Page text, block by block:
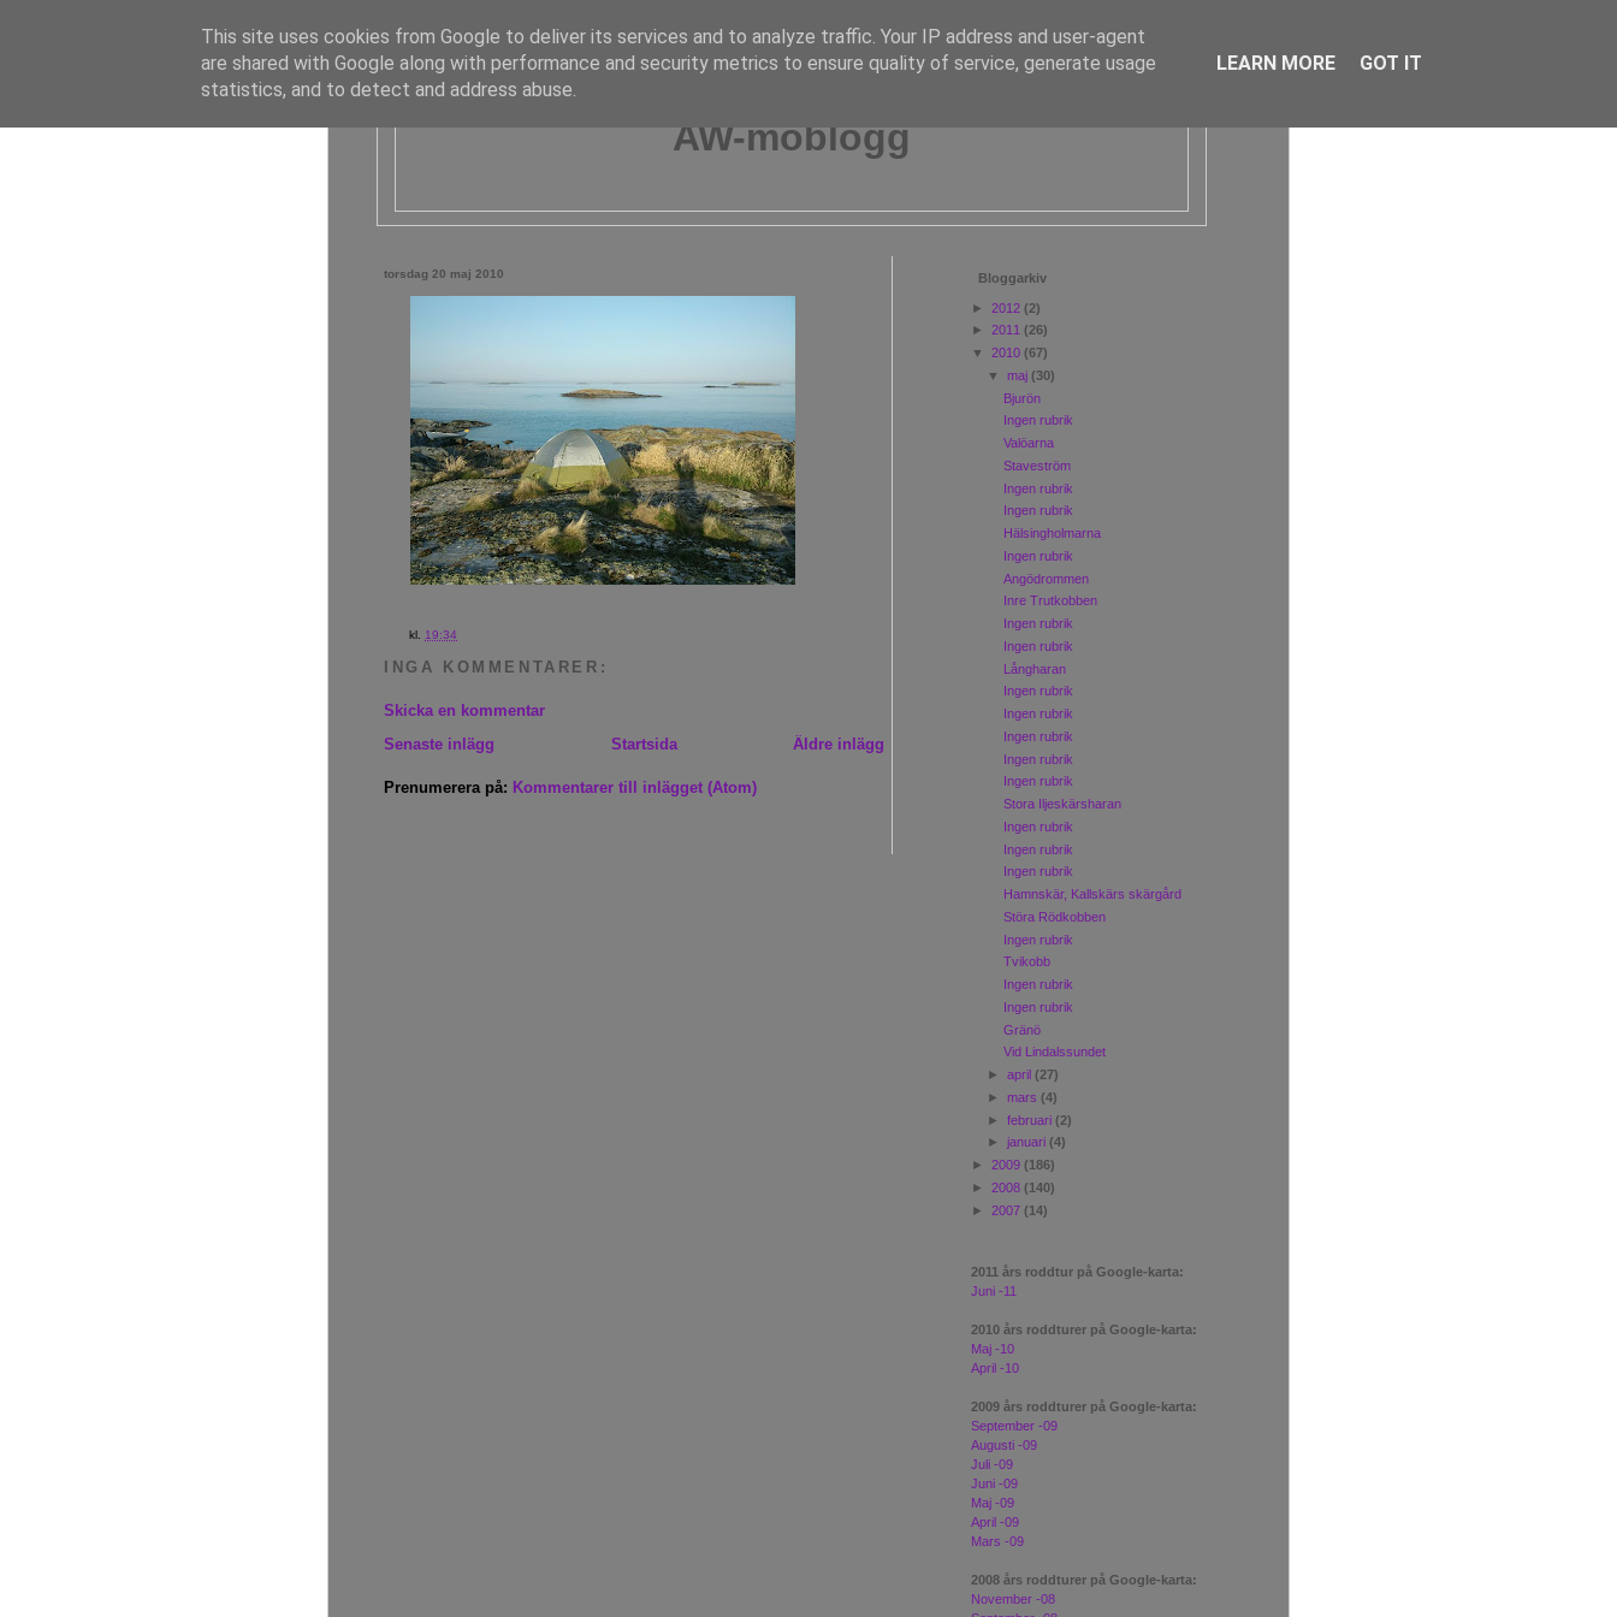
AW-moblogg
torsdag 20 maj 2010
kl. 19:34
INGA KOMMENTARER:
Skicka en kommentar
Senaste inlägg
Äldre inlägg
Startsida
Prenumerera på: Kommentarer till inlägget (Atom)
Bloggarkiv
► 2012 (2)
► 2011 (26)
▼ 2010 (67)
▼maj (30)
Bjurön
Ingen rubrik
Valöarna
Staveström
Ingen rubrik
Ingen rubrik
Hälsingholmarna
Ingen rubrik
Angödrommen
Inre Trutkobben
Ingen rubrik
Ingen rubrik
Långharan
Ingen rubrik
Ingen rubrik
Ingen rubrik
Ingen rubrik
Ingen rubrik
Stora Iljeskärsharan
Ingen rubrik
Ingen rubrik
Ingen rubrik
Hamnskär, Kallskärs skärgård
Störa Rödkobben
Ingen rubrik
Tvikobb
Ingen rubrik
Ingen rubrik
Gränö
Vid Lindalssundet
►april (27)
►mars (4)
►februari (2)
►januari (4)
► 2009 (186)
► 2008 (140)
► 2007 (14)
2011 års roddtur på Google-karta:
Juni -11
2010 års roddturer på Google-karta:
Maj -10
April -10
2009 års roddturer på Google-karta:
September -09
Augusti -09
Juli -09
Juni -09
Maj -09
April -09
Mars -09
2008 års roddturer på Google-karta:
November -08
This site uses cookies from Google to deliver its services and to analyze traffic. Your IP address and user-agent
are shared with Google along with performance and security metrics to ensure quality of service, generate usage
statistics, and to detect and address abuse.
LEARN MORE GOT IT